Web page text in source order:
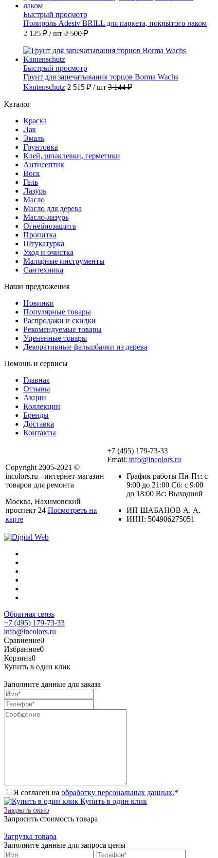
Быстрый просмотр
Полироль Adesiv BRILL для паркета, покрытого лаком
2 125 ₽ / шт 2 500 ₽
Быстрый просмотр
Грунт для запечатывания торцов Borma Wachs
Kantenschutz 2 515 ₽ / шт 3 144 ₽
Каталог
Краска
Лак
Эмаль
Грунтовка
Клей, шпаклевки, герметики
Антисептик
Воск
Гель
Лазурь
Масло
Масло для дерева
Масло-лазурь
Огнебиозащита
Пропитка
Штукатурка
Уход и очистка
Малярные инструменты
Сантехника
Наши предложения
Новинки
Популярные товары
Распродажи и скидки
Рекомендуемые товары
Уцененные товары
Декоративные фальшбалки из дерева
Помощь и сервисы
Главная
Отзывы
Акции
Коллекции
Бренды
Доставка
Контакты
Copyright 2005-2021 ©
incolors.ru - интернет-магазин
товаров для ремонта
Москва, Нахимовский
проспект 24 Посмотреть на
карте
+7 (495) 179-73-33
Email: info@incolors.ru
График работы Пн-Пт: с
9:00 до 21:00 Сб: с 9:00
до 18:00 Вс: Выходной
ИП ШАБАНОВ А. А.
ИНН: 504906275051
Обратная связь
+7 (495) 179-73-33
info@incolors.ru
Сравнение0
Избранное0
Корзина0
Купить в один клик
Заполните данные для заказа
Я согласен на обработку персональных данных.*
Купить в один клик
Закрыть окно
Запросить стоимость товара
Загрузка товара
Заполните данные для запроса цены